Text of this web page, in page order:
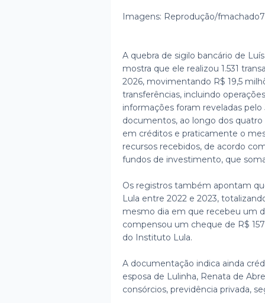
Imagens: Reprodução/
A quebra de sigilo bancário de
mostra que ele realizou 1.531
2026, movimentando R$ 19,5
transferências, incluindo
informações foram reveladas
documentos, ao longo dos quatro
em créditos e praticamente o
recursos recebidos, de acordo
fundos de investimento, que
Os registros também apontam
Lula entre 2022 e 2023,
mesmo dia em que recebeu um
compensou um cheque de R$
do Instituto Lula.
A documentação indica ainda
esposa de Lulinha, Renata de
consórcios, previdência privada,